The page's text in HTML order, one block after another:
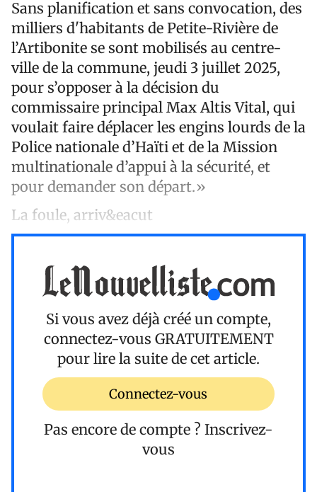
Sans planification et sans convocation, des
milliers d'habitants de Petite-Rivière de
l’Artibonite se sont mobilisés au centre-
ville de la commune, jeudi 3 juillet 2025,
pour s’opposer à la décision du
commissaire principal Max Altis Vital, qui
voulait faire déplacer les engins lourds de la
Police nationale d’Haïti et de la Mission
multinationale d’appui à la sécurité, et
pour demander son départ.»
La foule, arriv&eacut
Si vous avez déjà créé un compte,
connectez-vous GRATUITEMENT
pour lire la suite de cet article.
Connectez-vous
Pas encore de compte ? Inscrivez-
vous